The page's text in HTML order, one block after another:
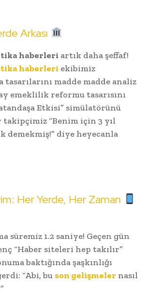
Arkası
haberleri artık daha şeffaf!
haberleri ekibimiz
tasarılarını madde madde analiz
emeklilik reformu tasarısını
Etkisi” simülatörünü
“Benim için 3 yıl
demekmiş!” diye heyecanla
Her Yerde, Her Zaman
süremiz 1.2 saniye! Geçen gün
“Haber siteleri hep takılır”
baktığında şaşkınlığı
“Abi, bu son gelişmeler nasıl